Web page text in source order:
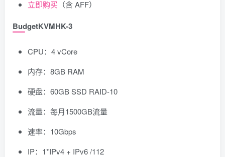
立即购买 （含 AFF）
BudgetKVMHK-3
CPU：4 vCore
内存：8GB RAM
硬盘：60GB SSD RAID-10
流量：每月1500GB流量
速率：10Gbps
IP：1*IPv4 + IPv6 /112